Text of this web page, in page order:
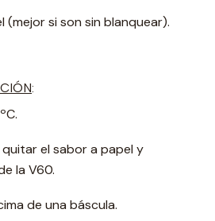
si son sin blanquear).
:
el sabor a papel y
la V60.
de una báscula.